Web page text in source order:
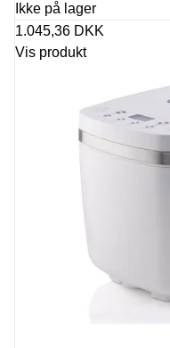
Ikke på lager
1.045,36 DKK
Vis produkt